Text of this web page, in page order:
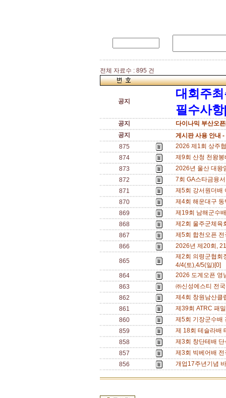
전체 자료수 : 895 건
공지
대회주
필수사
공지
다이나믹 부산오
공지
게시판 사용 안내 -
875
2026 제1회 상주
874
제9회 산청 천왕
873
2026년 울산 대왕
872
7회 GA스타금융
871
제5회 강서원더
870
제4회 해운대구
869
제19회 남해군수
868
제2회 울주군체육
867
제5회 합천오픈
866
2026년 제20회,
865
제2회 의령군협회
4/4(토),4/5(일)[0]
864
2026 도계오픈 영
863
㈜신성에스티 전
862
제4회 창원남산클
861
제39회 ATRC 패
860
제5회 기장군수배
859
제 18회 테슬라배
858
제3회 창단테배
857
제3회 빅베어배
856
개업17주년기념